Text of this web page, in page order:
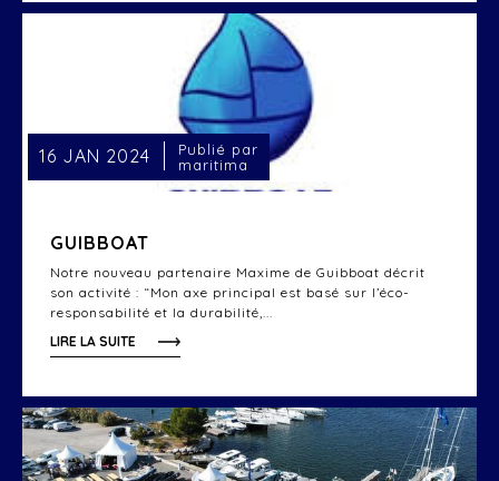
16 JAN 2024
Publié par
maritima
GUIBBOAT
Notre nouveau partenaire Maxime de Guibboat décrit
son activité : “Mon axe principal est basé sur l’éco-
responsabilité et la durabilité,...
LIRE LA SUITE